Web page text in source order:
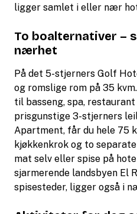
ligger samlet i eller nær
To boalternativer –
nærhet
På det 5-stjerners Golf
og romslige rom på 35
til basseng, spa,
prisgunstige 3-stjerners
Apartment, får du hele 75
kjøkkenkrok og to
mat selv eller spise på
sjarmerende landsbyen El
spisesteder, ligger også i